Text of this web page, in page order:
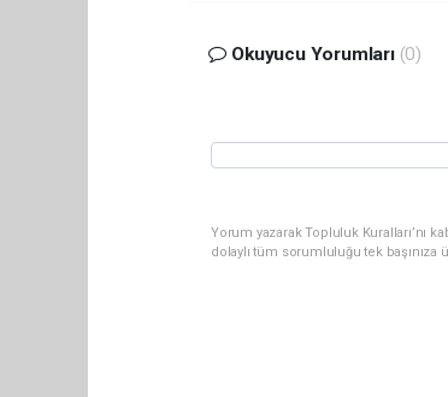
Okuyucu Yorumları (0)
Yorum yazarak Topluluk Kuralları’nı
dolaylı tüm sorumluluğu tek